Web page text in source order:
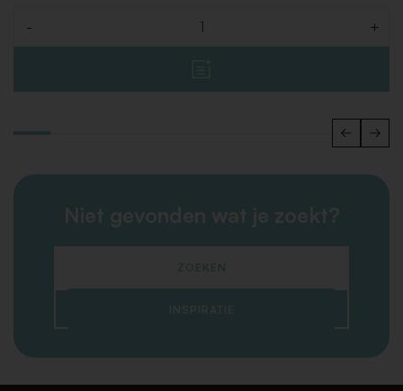
- +
Niet gevonden wat je zoekt?
ZOEKEN
INSPIRATIE